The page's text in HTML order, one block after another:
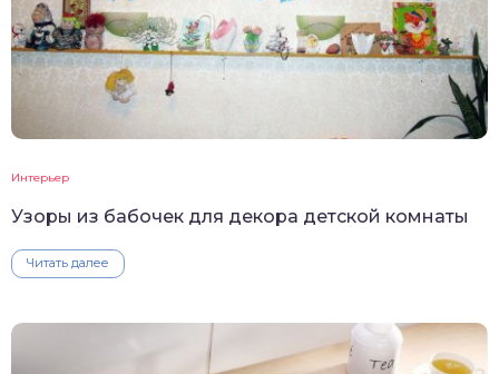
Интерьер
Узоры из бабочек для декора детской комнаты
Читать далее